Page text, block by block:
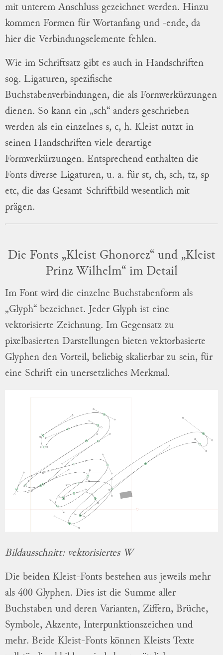
mit unterem Anschluss gezeichnet werden. Hinzu
kommen Formen für Wortanfang und -ende, da
hier die Verbindungselemente fehlen.
Wie im Schriftsatz gibt es auch in Handschriften
sog. Ligaturen, spezifische
Buchstabenverbindungen, die als Formverkürzungen
dienen. So kann ein „sch“ anders geschrieben
werden als ein einzelnes s, c, h. Kleist nutzt in
seinen Handschriften viele derartige
Formverkürzungen. Entsprechend enthalten die
Fonts diverse Ligaturen, u. a. für st, ch, sch, tz, sp
etc, die das Gesamt-Schriftbild wesentlich mit
prägen.
Die Fonts „Kleist Ghonorez“ und „Kleist
Prinz Wilhelm“ im Detail
Im Font wird die einzelne Buchstabenform als
„Glyph“ bezeichnet. Jeder Glyph ist eine
vektorisierte Zeichnung. Im Gegensatz zu
pixelbasierten Darstellungen bieten vektorbasierte
Glyphen den Vorteil, beliebig skalierbar zu sein, für
eine Schrift ein unersetzliches Merkmal.
Bildausschnitt: vektorisiertes W
Die beiden Kleist-Fonts bestehen aus jeweils mehr
als 400 Glyphen. Dies ist die Summe aller
Buchstaben und deren Varianten, Ziffern, Brüche,
Symbole, Akzente, Interpunktionszeichen und
mehr. Beide Kleist-Fonts können Kleists Texte